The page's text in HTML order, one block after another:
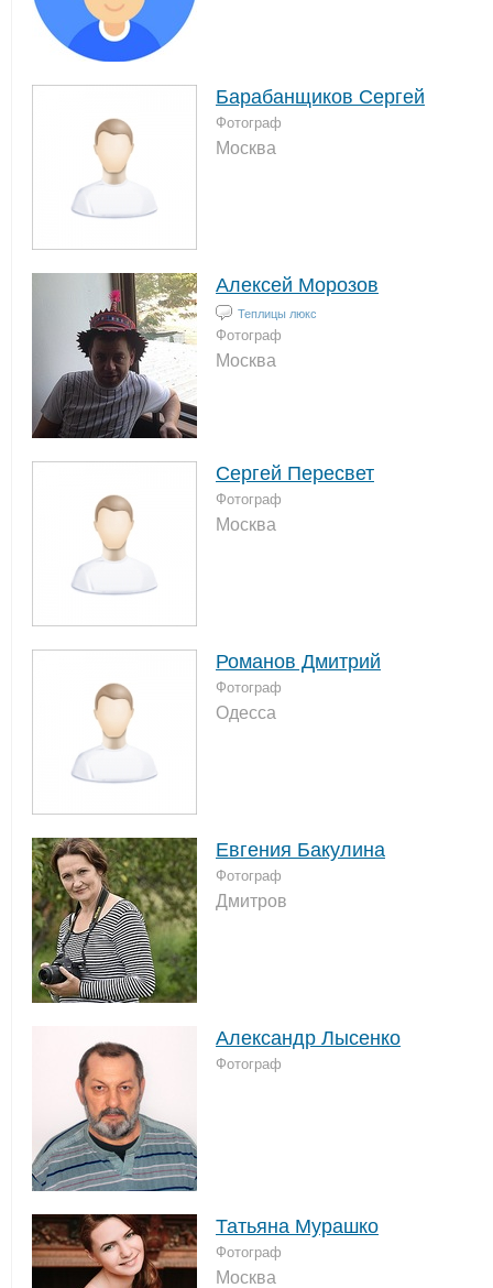
Барабанщиков Сергей
Фотограф
Москва
Алексей Морозов
Теплицы люкс
Фотограф
Москва
Сергей Пересвет
Фотограф
Москва
Романов Дмитрий
Фотограф
Одесса
Евгения Бакулина
Фотограф
Дмитров
Александр Лысенко
Фотограф
Татьяна Мурашко
Фотограф
Москва